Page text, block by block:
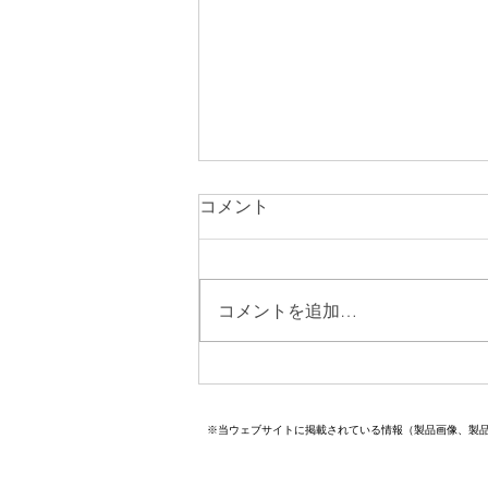
コメント
コメントを追加…
※当ウェブサイトに掲載されている情報（製品画像、製